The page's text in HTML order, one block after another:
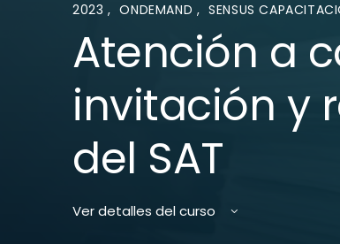
2023, ONDEMAND , SENSUS
Atención a
invitación y
del SAT
Ver detalles del curso